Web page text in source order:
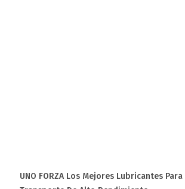
UNO FORZA Los Mejores Lubricantes